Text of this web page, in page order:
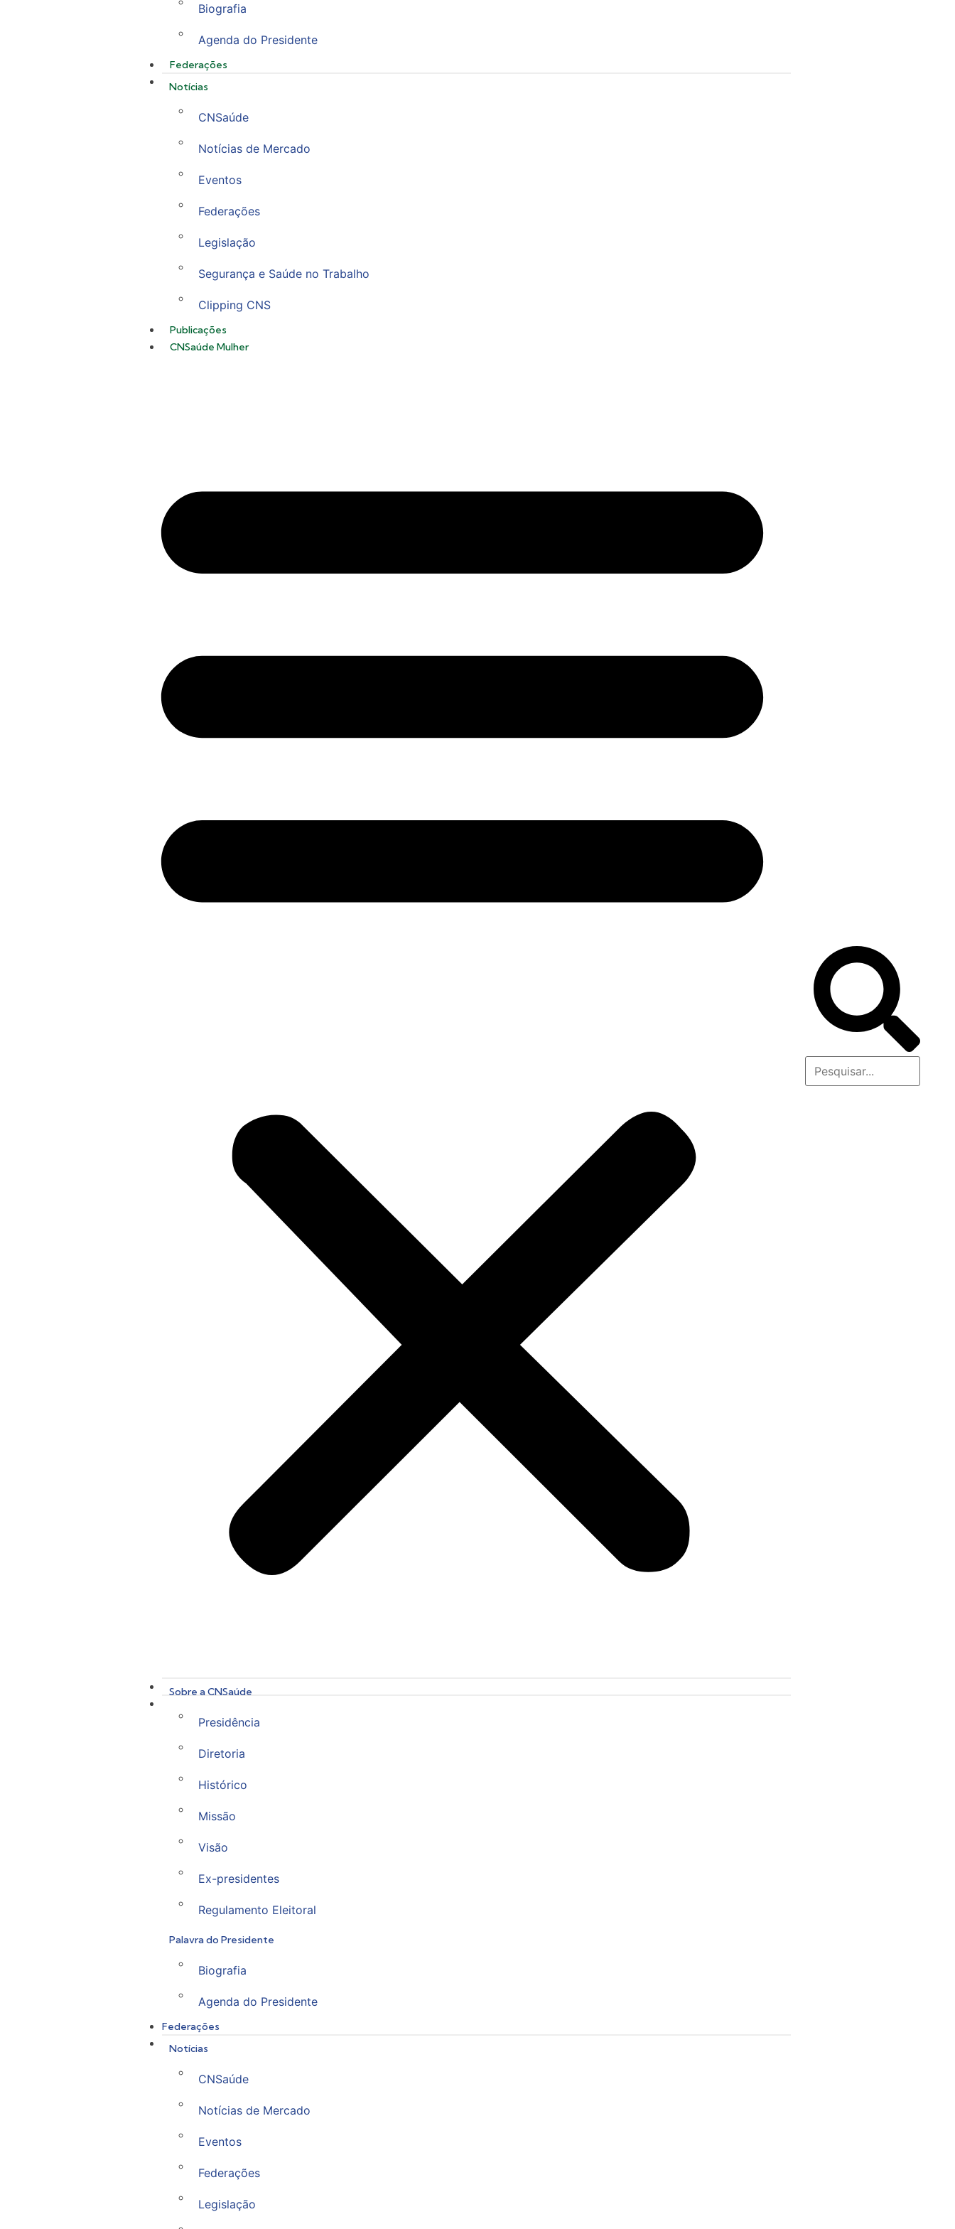
Biografia
Agenda do Presidente
Federações
Notícias
CNSaúde
Notícias de Mercado
Eventos
Federações
Legislação
Segurança e Saúde no Trabalho
Clipping CNS
Publicações
CNSaúde Mulher
Sobre a CNSaúde
Presidência
Diretoria
Histórico
Missão
Visão
Ex-presidentes
Regulamento Eleitoral
Palavra do Presidente
Biografia
Agenda do Presidente
Federações
Notícias
CNSaúde
Notícias de Mercado
Eventos
Federações
Legislação